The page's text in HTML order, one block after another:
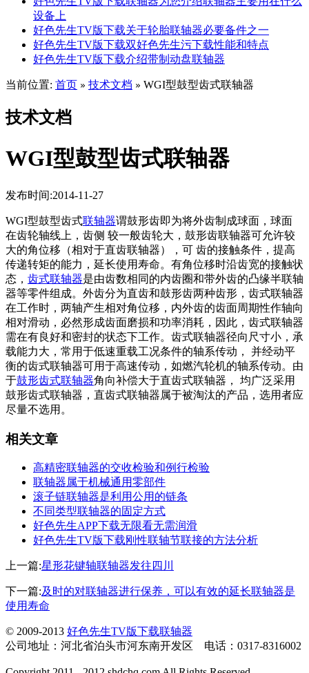
设备上
好色先生TV版下载关于轮胎联轴器必要备件之一
好色先生TV版下载双好色先生污下载性能和特点
好色先生TV版下载介绍带制动盘联轴器
当前位置: 首页 » 技术文档 » WGI型鼓型齿式联轴器
技术文档
WGI型鼓型齿式联轴器
发布时间:2014-11-27
WGI型鼓型齿式联轴器谓鼓形齿即为将外齿制成球面，球面
在齿轮轴线上，齿侧 较一般齿轮大，鼓形齿联轴器可允许较
大的角位移（相对于直齿联轴器），可 齿的接触条件，提高
传递转矩的能力，延长使用寿命。有角位移时沿齿宽的接触状
态， 齿式联轴器是由齿数相同的内齿圈和带外齿的凸缘半联轴
器等零件组成。外齿分为直齿和鼓形齿两种齿形，齿式联轴器
在工作时，两轴产生相对角位移，内外齿的齿面周期性作轴向
相对滑动，必然形成齿面磨损和功率消耗，因此，齿式联轴器
需在有良好和密封的状态下工作。齿式联轴器径向尺寸小，承
载能力大，常用于低速重载工况条件的轴系传动， 并经动平
衡的齿式联轴器可用于高速传动，如燃汽轮机的轴系传动。由
于鼓形齿式联轴器角向补偿大于直齿式联轴器， 均广泛采用
鼓形齿式联轴器，直齿式联轴器属于被淘汰的产品，选用者应
尽量不选用。
相关文章
高精密联轴器的交收检验和例行检验
联轴器属于机械通用零部件
滚子链联轴器是利用公用的链条
不同类型联轴器的固定方式
好色先生APP下载无限看无需润滑
好色先生TV版下载刚性联轴节联接的方法分析
上一篇:星形花键轴联轴器发往四川
下一篇:及时的对联轴器进行保养，可以有效的延长联轴器是
使用寿命
© 2009-2013 好色先生TV版下载联轴器
公司地址：河北省泊头市河东南开发区 电话：0317-8316002